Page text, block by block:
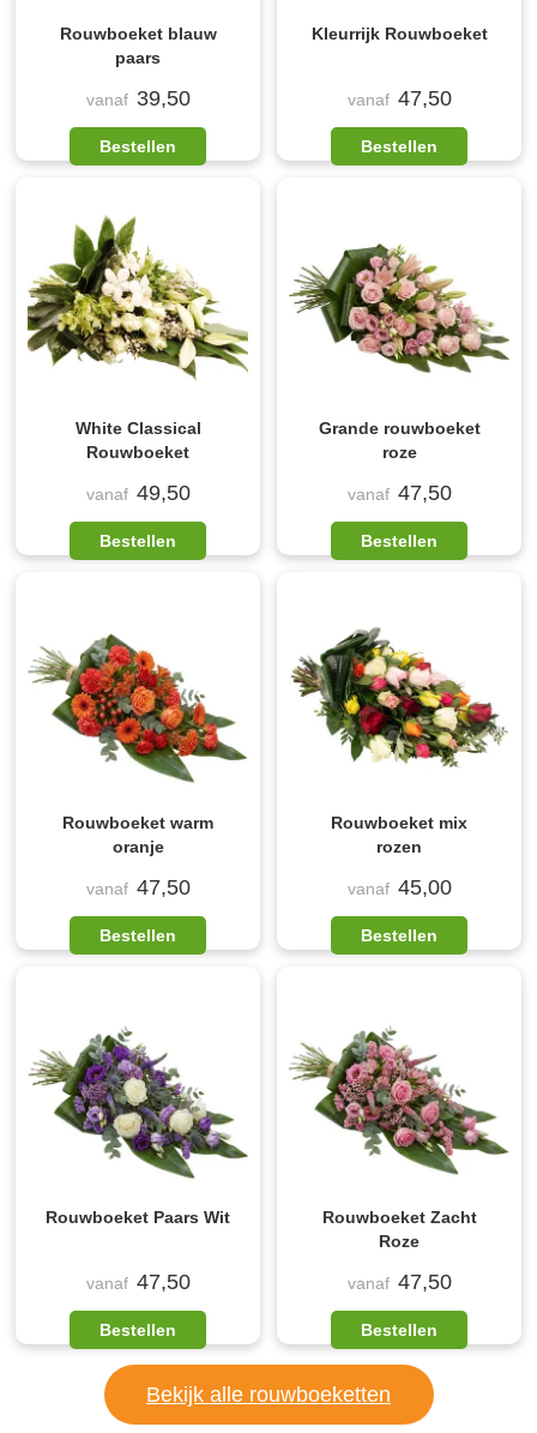
Rouwboeket blauw
paars
vanaf 39,50
Bestellen
Kleurrijk Rouwboeket
vanaf 47,50
Bestellen
White Classical
Rouwboeket
vanaf 49,50
Bestellen
Grande rouwboeket
roze
vanaf 47,50
Bestellen
Rouwboeket warm
oranje
vanaf 47,50
Bestellen
Rouwboeket mix
rozen
vanaf 45,00
Bestellen
Rouwboeket Paars Wit
vanaf 47,50
Bestellen
Rouwboeket Zacht
Roze
vanaf 47,50
Bestellen
Bekijk alle rouwboeketten